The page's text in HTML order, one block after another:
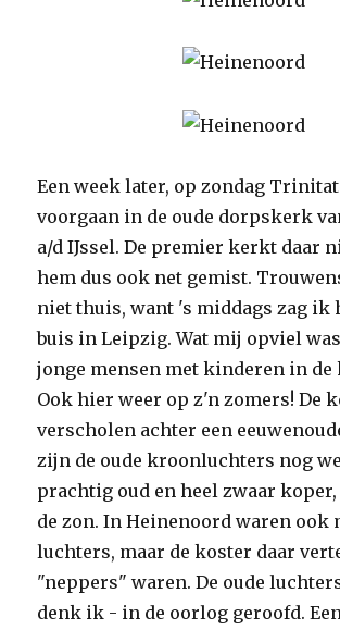
Een week later, op zondag
voorgaan in de oude dorpskerk
a/d IJssel. De premier kerkt daar
hem dus ook net gemist.
niet thuis, want 's middags zag ik
buis in Leipzig. Wat mij opviel
jonge mensen met kinderen in de
Ook hier weer op z'n zomers! De
verscholen achter een
zijn de oude kroonluchters nog
prachtig oud en heel zwaar
de zon. In Heinenoord waren ook
luchters, maar de koster daar
"neppers" waren. De oude
denk ik - in de oorlog geroofd.